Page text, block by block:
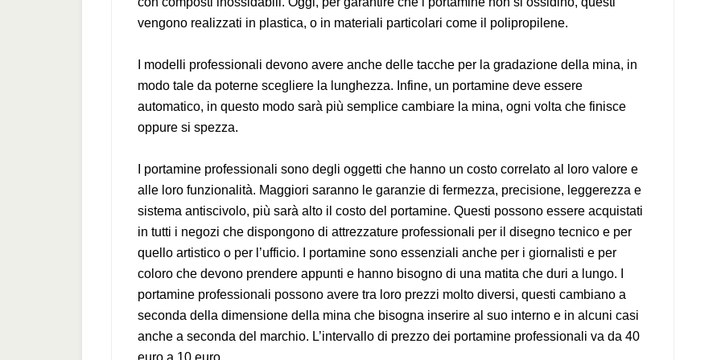
vengono realizzati in plastica, o in materiali particolari come il polipropilene.
I modelli professionali devono avere anche delle tacche per la gradazione della mina, in
modo tale da poterne scegliere la lunghezza. Infine, un portamine deve essere
automatico, in questo modo sarà più semplice cambiare la mina, ogni volta che finisce
oppure si spezza.
I portamine professionali sono degli oggetti che hanno un costo correlato al loro valore e
alle loro funzionalità. Maggiori saranno le garanzie di fermezza, precisione, leggerezza e
sistema antiscivolo, più sarà alto il costo del portamine. Questi possono essere acquistati
in tutti i negozi che dispongono di attrezzature professionali per il disegno tecnico e per
quello artistico o per l’ufficio. I portamine sono essenziali anche per i giornalisti e per
coloro che devono prendere appunti e hanno bisogno di una matita che duri a lungo. I
portamine professionali possono avere tra loro prezzi molto diversi, questi cambiano a
seconda della dimensione della mina che bisogna inserire al suo interno e in alcuni casi
anche a seconda del marchio. L’intervallo di prezzo dei portamine professionali va da 40